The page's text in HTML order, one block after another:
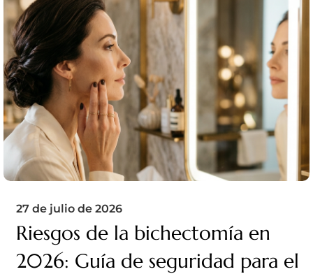
27 de julio de 2026
Riesgos de la bichectomía en
2026: Guía de seguridad para el